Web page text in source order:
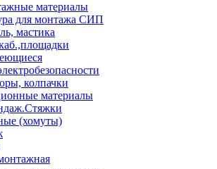
материалы
для монтажа СИП
мастика
колпачки
материалы
(хомуты)